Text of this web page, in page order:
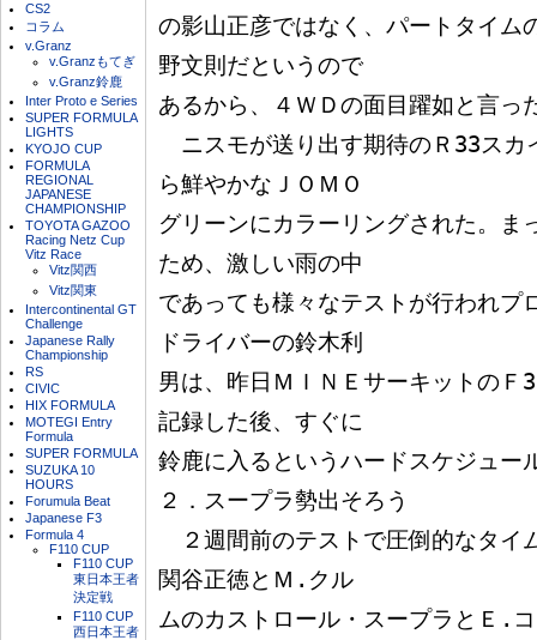
CS2
コラム
v.Granz
v.Granzもてぎ
v.Granz鈴鹿
Inter Proto e Series
SUPER FORMULA
LIGHTS
KYOJO CUP
FORMULA
REGIONAL
JAPANESE
CHAMPIONSHIP
TOYOTA GAZOO
Racing Netz Cup
Vitz Race
Vitz関西
Vitz関東
Intercontinental GT
Challenge
Japanese Rally
Championship
RS
CIVIC
HIX FORMULA
MOTEGI Entry
Formula
SUPER FORMULA
SUZUKA 10
HOURS
Forumula Beat
Japanese F3
Formula 4
F110 CUP
F110 CUP
東日本王者
決定戦
F110 CUP
西日本王者
の影山正彦ではなく、パートタイム
野文則だというので
あるから、４ＷＤの面目躍如と言っ
ニスモが送り出す期待のＲ33スカ
ら鮮やかなＪＯＭＯ
グリーンにカラーリングされた。ま
ため、激しい雨の中
であっても様々なテストが行われプ
ドライバーの鈴木利
男は、昨日ＭＩＮＥサーキットのＦ
記録した後、すぐに
鈴鹿に入るというハードスケジュー
２．スープラ勢出そろう
２週間前のテストで圧倒的なタイ
関谷正徳とＭ.クル
ムのカストロール・スープラとＥ.